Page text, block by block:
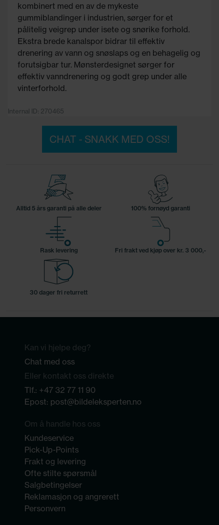
kombinert med en av de mykeste
gummiblandinger i industrien, sørger for et
pålitelig veigrep under isete og snørike forhold.
Ekstra brede kanalspor bidrar til effektiv
drenering av vann og snøslaps og en behagelig og
forutsigbar tur. Mønsterdesignet sørger for
effektiv vanndrenering og godt grep under alle
vinterforhold.
Internal ID: 270465
CHAT - SNAKK MED OSS!
Alltid 5 års garanti på alle deler 100% fornøyd garanti
Rask levering Fri frakt ved kjøp over kr. 3 000,-
30 dager fri returrett
Kan vi hjelpe deg?
Chat med oss
Eller kontakt oss direkte
Tlf.: +47 32 77 11 90
Epost: post@bildeleksperten.no
Om å handle hos oss
Kundeservice
Pick-Up-Points
Frakt og levering
Ofte stilte spørsmål
Salgbetingelser
Reklamasjon og angrerett
Personvern